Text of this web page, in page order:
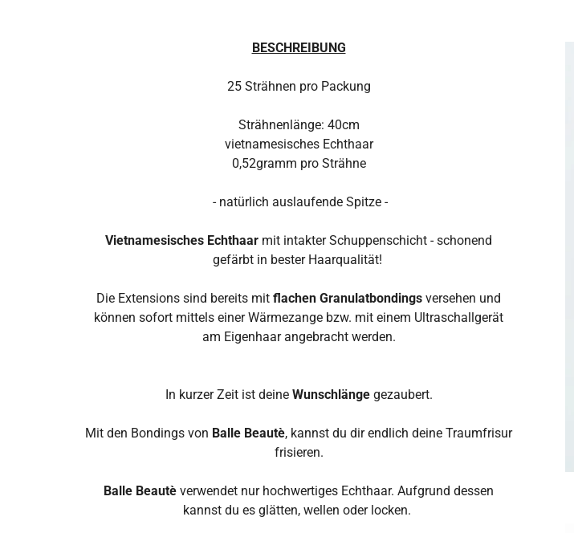
BESCHREIBUNG
25 Strähnen pro Packung
Strähnenlänge: 40cm
vietnamesisches Echthaar
0,52gramm pro Strähne
- natürlich auslaufende Spitze -
Vietnamesisches Echthaar mit intakter Schuppenschicht - schonend
gefärbt in bester Haarqualität!
Die Extensions sind bereits mit flachen Granulatbondings versehen und
können sofort mittels einer Wärmezange bzw. mit einem Ultraschallgerät
am Eigenhaar angebracht werden.
In kurzer Zeit ist deine Wunschlängegezaubert.
Mit den Bondings von Balle Beautè, kannst du dir endlich deine Traumfrisur
frisieren.
Balle Beautè verwendet nur hochwertiges Echthaar. Aufgrund dessen
kannst du es glätten, wellen oder locken.